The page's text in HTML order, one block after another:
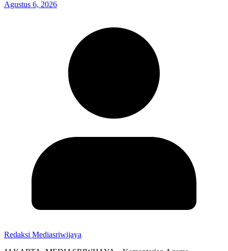
Agustus 6, 2026
Redaksi Mediasriwijaya